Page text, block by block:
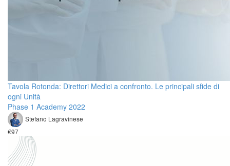
Tavola Rotonda: Direttori Medici a confronto. Le principali sfide di
ogni Unità
Phase 1 Academy 2022
Stefano Lagravinese
€97